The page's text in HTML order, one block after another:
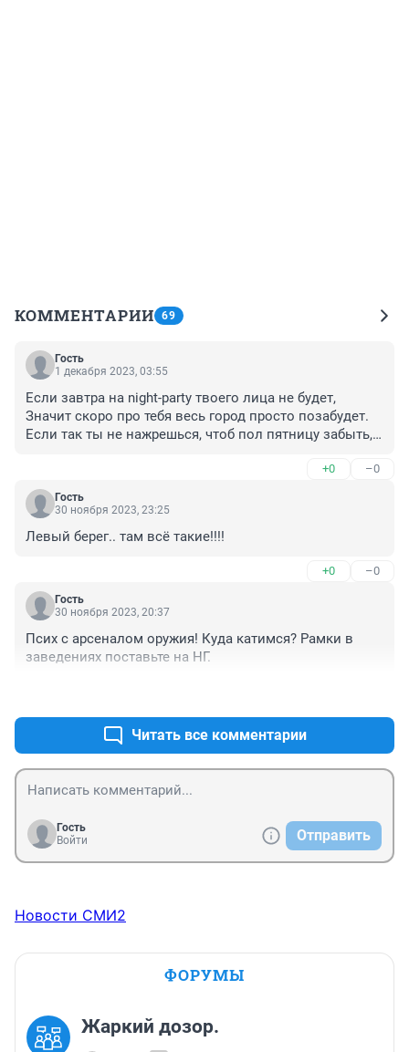
КОММЕНТАРИИ 69
Гость
1 декабря 2023, 03:55
Если завтра на night-party твоего лица не будет,
Значит скоро про тебя весь город просто позабудет.
Если так ты не нажрешься, чтоб пол пятницу забыть,
Если будешь спать, а кто-то из друзей тусить пойдет,
Значит именно сегодня что-то и произойдет.
Алкогольный энергетик, вот и все, привет движуха.
+0 –0
Гость
30 ноября 2023, 23:25
Левый берег.. там всё такие!!!!
+0 –0
Гость
30 ноября 2023, 20:37
Псих с арсеналом оружия! Куда катимся? Рамки в
заведениях поставьте на НГ.
Читать все комментарии
Гость
Войти
Отправить
Новости СМИ2
ФОРУМЫ
Жаркий дозор.